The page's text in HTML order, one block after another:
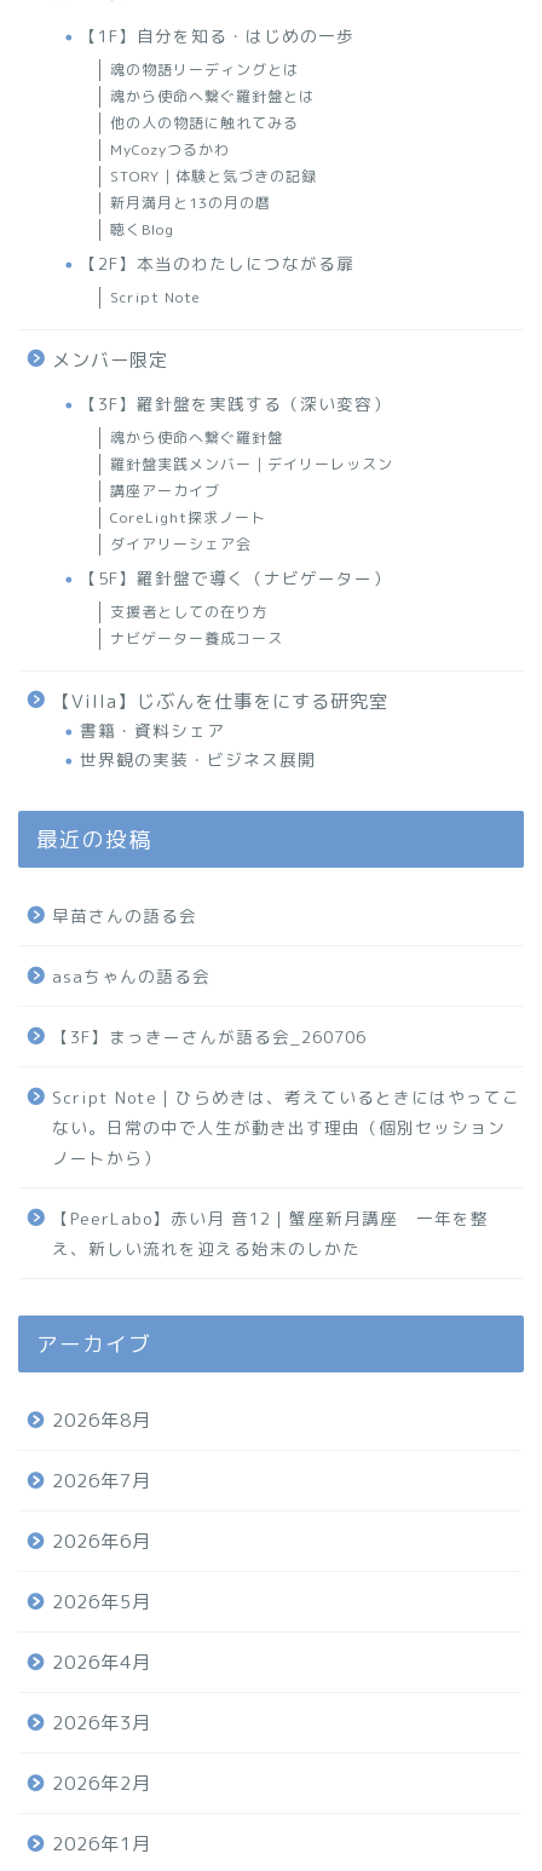
【1F】自分を知る・はじめの一歩
魂の物語リーディングとは
魂から使命へ繋ぐ羅針盤とは
他の人の物語に触れてみる
MyCozyつるかわ
STORY｜体験と気づきの記録
新月満月と13の月の暦
聴くBlog
【2F】本当のわたしにつながる扉
Script Note
メンバー限定
【3F】羅針盤を実践する（深い変容）
魂から使命へ繋ぐ羅針盤
羅針盤実践メンバー｜デイリーレッスン
講座アーカイブ
CoreLight探求ノート
ダイアリーシェア会
【5F】羅針盤で導く（ナビゲーター）
支援者としての在り方
ナビゲーター養成コース
【Villa】じぶんを仕事をにする研究室
書籍・資料シェア
世界観の実装・ビジネス展開
最近の投稿
早苗さんの語る会
asaちゃんの語る会
【3F】まっきーさんが語る会_260706
Script Note｜ひらめきは、考えているときにはやってこ
ない。日常の中で人生が動き出す理由（個別セッション
ノートから）
【PeerLabo】赤い月 音12｜蟹座新月講座 一年を整
え、新しい流れを迎える始末のしかた
アーカイブ
2026年8月
2026年7月
2026年6月
2026年5月
2026年4月
2026年3月
2026年2月
2026年1月